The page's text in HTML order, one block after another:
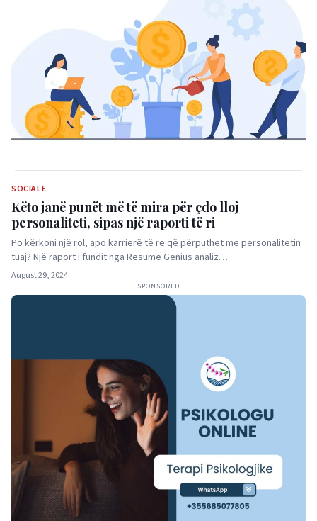
SOCIALE
Këto janë punët më të mira për çdo lloj
personaliteti, sipas një raporti të ri
Po kërkoni një rol, apo karrierë të re që përputhet me personalitetin
tuaj? Një raport i fundit nga Resume Genius analiz…
August 29, 2024
SPONSORED